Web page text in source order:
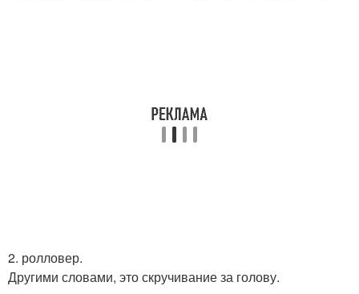
2. ролловер.
Другими словами, это скручивание за голову.